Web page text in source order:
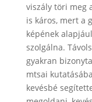
viszály töri meg
is káros, mert a
képének
szolgálna.
gyakran
mtsai
kevésbé